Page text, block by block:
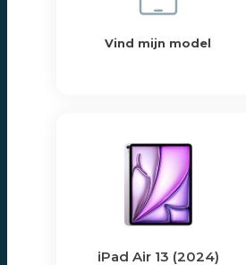
iPhone 13 mini
iPhone 13 Pro Max
Vind mijn model
iPad Air 13 (2024)